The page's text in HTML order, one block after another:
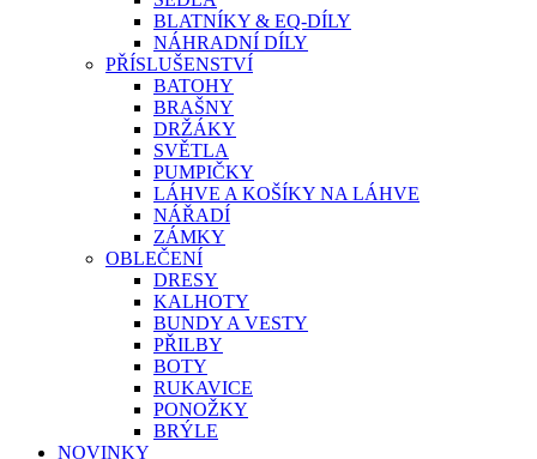
BLATNÍKY & EQ-DÍLY
NÁHRADNÍ DÍLY
PŘÍSLUŠENSTVÍ
BATOHY
BRAŠNY
DRŽÁKY
SVĚTLA
PUMPIČKY
LÁHVE A KOŠÍKY NA LÁHVE
NÁŘADÍ
ZÁMKY
OBLEČENÍ
DRESY
KALHOTY
BUNDY A VESTY
PŘILBY
BOTY
RUKAVICE
PONOŽKY
BRÝLE
NOVINKY